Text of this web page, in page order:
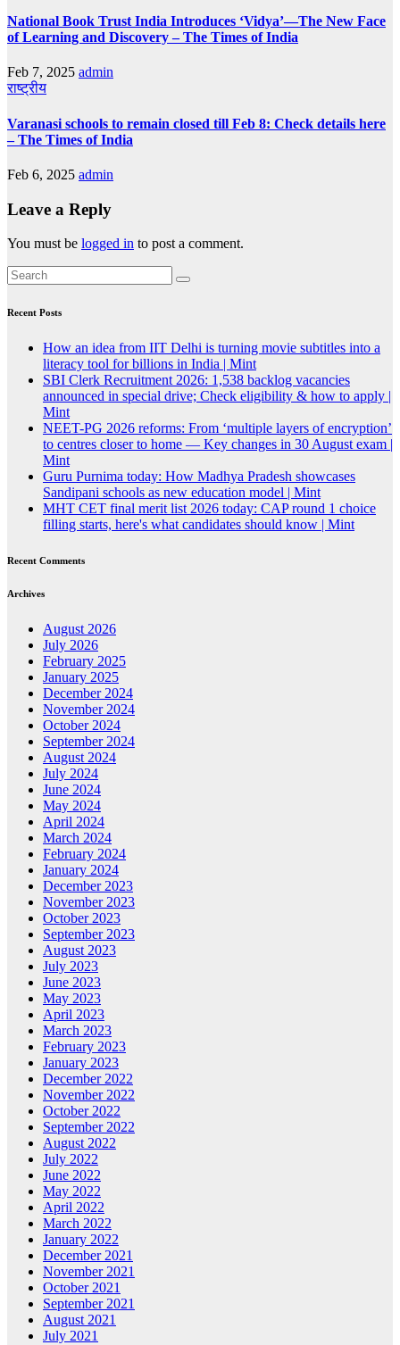
National Book Trust India Introduces ‘Vidya’—The New Face
of Learning and Discovery – The Times of India
Feb 7, 2025 admin
राष्ट्रीय
Varanasi schools to remain closed till Feb 8: Check details here
– The Times of India
Feb 6, 2025 admin
Leave a Reply
You must be logged in to post a comment.
Recent Posts
How an idea from IIT Delhi is turning movie subtitles into a
literacy tool for billions in India | Mint
SBI Clerk Recruitment 2026: 1,538 backlog vacancies
announced in special drive; Check eligibility & how to apply |
Mint
NEET-PG 2026 reforms: From ‘multiple layers of encryption’
to centres closer to home — Key changes in 30 August exam |
Mint
Guru Purnima today: How Madhya Pradesh showcases
Sandipani schools as new education model | Mint
MHT CET final merit list 2026 today: CAP round 1 choice
filling starts, here's what candidates should know | Mint
Recent Comments
Archives
August 2026
July 2026
February 2025
January 2025
December 2024
November 2024
October 2024
September 2024
August 2024
July 2024
June 2024
May 2024
April 2024
March 2024
February 2024
January 2024
December 2023
November 2023
October 2023
September 2023
August 2023
July 2023
June 2023
May 2023
April 2023
March 2023
February 2023
January 2023
December 2022
November 2022
October 2022
September 2022
August 2022
July 2022
June 2022
May 2022
April 2022
March 2022
January 2022
December 2021
November 2021
October 2021
September 2021
August 2021
July 2021